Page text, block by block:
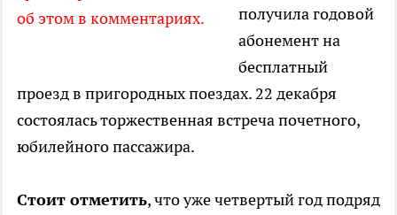
об этом в комментариях.
получила годовой
абонемент на
бесплатный
проезд в пригородных поездах. 22 декабря
состоялась торжественная встреча почетного,
юбилейного пассажира.
Стоит отметить, что уже четвертый год подряд